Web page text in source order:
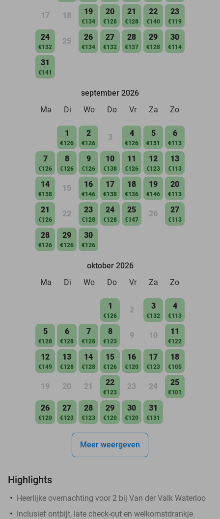
17 18 19
€134
20
€128
21
€128
22
€140
23
€119
24
€132
25 26
€134
27
€132
28
€137
29
€128
30
€114
31
€141
september 2026
Ma
Di Wo Do Vr Za Zo
1
€126
2
€126
3 4
€126
5
€131
6
€113
7
€126
8
€126
9
€126
10
€138
11
€126
12
€123
13
€113
14
€138
15 16
€146
17
€138
18
€136
19
€146
20
€113
21
€126
22 23
€128
24
€128
25
€147
26 27
€113
28
€126
29
€126
30
€126
oktober 2026
Ma
Di Wo Do Vr Za Zo
1
€126
2 3
€132
4
€113
5
€128
6
€128
7
€128
8
€123
9 10 11
€122
12
€149
13
€128
14
€128
15
€126
16
€120
17
€123
18
€105
19 20 21 22
€123
23 24 25
€101
26
€120
27
€123
28
€123
29
€120
30
€120
31
€131
Meer weergeven
Highlights
Heerlijke overnachting voor 2 bij Van der Valk Waterloo
Inclusief ontbijt, late check-out en welkomstdrankje